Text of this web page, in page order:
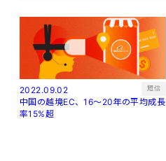
2022.09.02 短信
中国の越境EC、16～20年の平均成長
率15%超